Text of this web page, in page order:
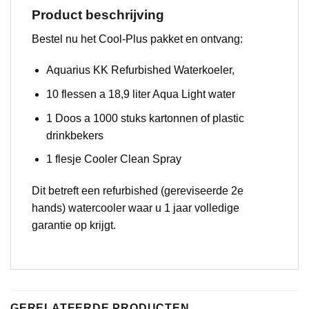
Product beschrijving
Bestel nu het Cool-Plus pakket en ontvang:
Aquarius KK Refurbished Waterkoeler,
10 flessen a 18,9 liter Aqua Light water
1 Doos a 1000 stuks kartonnen of plastic
drinkbekers
1 flesje Cooler Clean Spray
Dit betreft een refurbished (gereviseerde 2e
hands) watercooler waar u 1 jaar volledige
garantie op krijgt.